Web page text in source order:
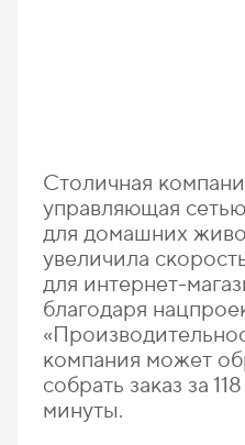
Столичная
управляющая
для домашних
увеличила
для интернет-
благодаря
компания может
собрать заказ за
минуты.